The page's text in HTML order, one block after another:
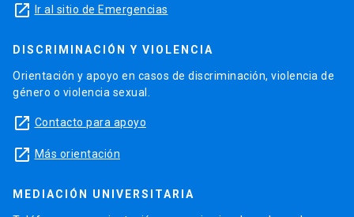
launch Ir al sitio de Emergencias
DISCRIMINACIÓN Y VIOLENCIA
Orientación y apoyo en casos de discriminación, violencia de
género o violencia sexual.
launch Contacto para apoyo
launch Más orientación
MEDIACIÓN UNIVERSITARIA